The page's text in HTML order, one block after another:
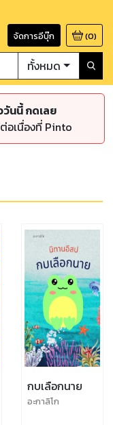
จัดการอีบุ๊ก (0)
ทั้งหมด
วันนี้ กดเลย
อเนื่องที่ Pinto
กบเลือกนาย
อะกาลิโก